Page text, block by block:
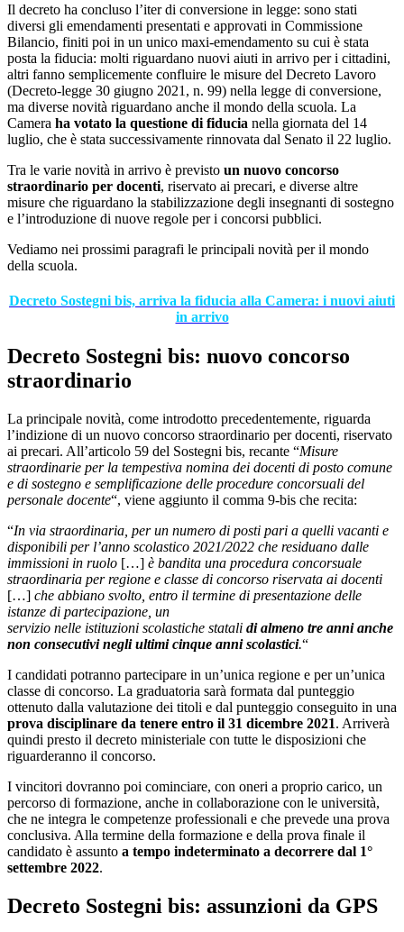
Il decreto ha concluso l’iter di conversione in legge: sono stati
diversi gli emendamenti presentati e approvati in Commissione
Bilancio, finiti poi in un unico maxi-emendamento su cui è stata
posta la fiducia: molti riguardano nuovi aiuti in arrivo per i cittadini,
altri fanno semplicemente confluire le misure del Decreto Lavoro
(Decreto-legge 30 giugno 2021, n. 99) nella legge di conversione,
ma diverse novità riguardano anche il mondo della scuola. La
Camera ha votato la questione di fiducia nella giornata del 14
luglio, che è stata successivamente rinnovata dal Senato il 22 luglio.
Tra le varie novità in arrivo è previsto un nuovo concorso
straordinario per docenti, riservato ai precari, e diverse altre
misure che riguardano la stabilizzazione degli insegnanti di sostegno
e l’introduzione di nuove regole per i concorsi pubblici.
Vediamo nei prossimi paragrafi le principali novità per il mondo
della scuola.
Decreto Sostegni bis, arriva la fiducia alla Camera: i nuovi aiuti
in arrivo
Decreto Sostegni bis: nuovo concorso
straordinario
La principale novità, come introdotto precedentemente, riguarda
l’indizione di un nuovo concorso straordinario per docenti, riservato
ai precari. All’articolo 59 del Sostegni bis, recante “Misure
straordinarie per la tempestiva nomina dei docenti di posto comune
e di sostegno e semplificazione delle procedure concorsuali del
personale docente“, viene aggiunto il comma 9-bis che recita:
“In via straordinaria, per un numero di posti pari a quelli vacanti e
disponibili per l’anno scolastico 2021/2022 che residuano dalle
immissioni in ruolo […] è bandita una procedura concorsuale
straordinaria per regione e classe di concorso riservata ai docenti
[…] che abbiano svolto, entro il termine di presentazione delle
istanze di partecipazione, un
servizio nelle istituzioni scolastiche statali di almeno tre anni anche
non consecutivi negli ultimi cinque anni scolastici.“
I candidati potranno partecipare in un’unica regione e per un’unica
classe di concorso. La graduatoria sarà formata dal punteggio
ottenuto dalla valutazione dei titoli e dal punteggio conseguito in una
prova disciplinare da tenere entro il 31 dicembre 2021. Arriverà
quindi presto il decreto ministeriale con tutte le disposizioni che
riguarderanno il concorso.
I vincitori dovranno poi cominciare, con oneri a proprio carico, un
percorso di formazione, anche in collaborazione con le università,
che ne integra le competenze professionali e che prevede una prova
conclusiva. Alla termine della formazione e della prova finale il
candidato è assunto a tempo indeterminato a decorrere dal 1°
settembre 2022.
Decreto Sostegni bis: assunzioni da GPS